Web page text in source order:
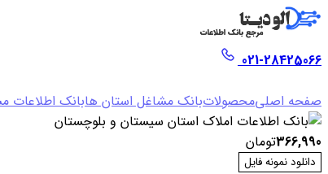
021-28425066
صفحه اصلیمحصولاتبانک مشاغل استان هابانک اطلاعات
366,990تومان
دانلود نمونه فایل